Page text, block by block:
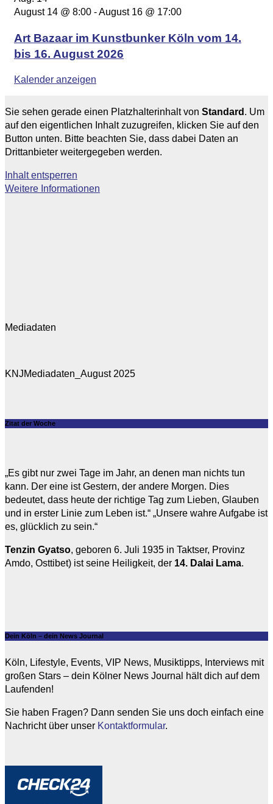
August 14 @ 8:00 -August 16 @ 17:00
Art Bazaar im Kunstbunker Köln vom 14.
bis 16. August 2026
Kalender anzeigen
Sie sehen gerade einen Platzhalterinhalt von Standard . Um
auf den eigentlichen Inhalt zuzugreifen, klicken Sie auf den
Button unten. Bitte beachten Sie, dass dabei Daten an
Drittanbieter weitergegeben werden.
Inhalt entsperren
Weitere Informationen
Mediadaten
KNJMediadaten_August 2025
Zitat der Woche
„Es gibt nur zwei Tage im Jahr, an denen man nichts tun
kann. Der eine ist Gestern, der andere Morgen. Dies
bedeutet, dass heute der richtige Tag zum Lieben, Glauben
und in erster Linie zum Leben ist.“ „Unsere wahre Aufgabe ist
es, glücklich zu sein.“
Tenzin Gyatso, geboren 6. Juli 1935 in Taktser, Provinz
Amdo, Osttibet) ist seine Heiligkeit, der 14. Dalai Lama.
Dein Köln – dein News Journal
Köln, Lifestyle, Events, VIP News, Musiktipps, Interviews mit
großen Stars – dein Kölner News Journal hält dich auf dem
Laufenden!
Sie haben Fragen? Dann senden Sie uns doch einfach eine
Nachricht über unser Kontaktformular.